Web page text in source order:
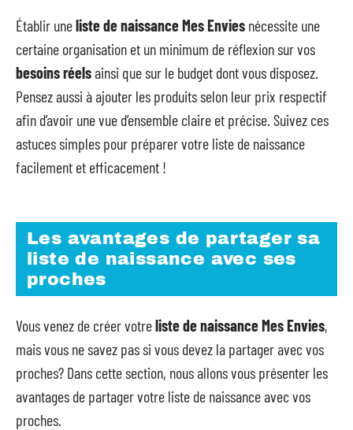
Établir uneliste de naissance Mes Envies nécessite une
certaine organisation et un minimum de réflexion sur vos
besoins réelsainsi que sur le budget dont vous disposez.
Pensez aussi à ajouter les produits selon leur prix respectif
afin d’avoir une vue d’ensemble claire et précise. Suivez ces
astuces simples pour préparer votre liste de naissance
facilement et efficacement !
Les avantages de partager sa
liste de naissance avec ses
proches
Vous venez de créer votreliste de naissance Mes Envies,
mais vous ne savez pas si vous devez la partager avec vos
proches? Dans cette section, nous allons vous présenter les
avantages de partager votre liste de naissance avec vos
proches.